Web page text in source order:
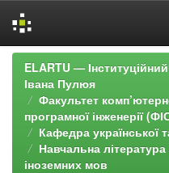
Skip
navigation
ELARTU —
Івана Пулюя
Факультет
програмної інженерії
Кафедра української
Навчальна
іноземних мов